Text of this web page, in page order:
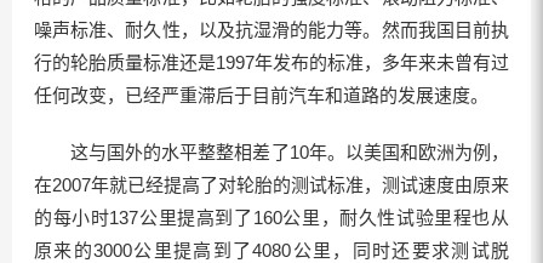
噪声标准、耐久性，以及抗湿滑的能力等。然而我国目前执
行的轮胎质量标准还是1997年发布的标准，多年来未曾有过
任何改变，已经严重滞后于目前汽车和道路的发展速度。
这与国外的水平整整相差了10年。以美国和欧洲为例，
在2007年就已经提高了对轮胎的测试标准，测试速度由原来
的每小时137公里提高到了160公里，耐久性试验里程也从
原来的3000公里提高到了4080公里，同时还要求测试脱